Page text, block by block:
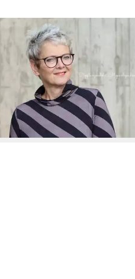
LEYLAS WELT
Stoff Stoff Jersey Schooltime
Streifen Eigenproduktion Katzengold,
Reaktivdruck
24,90 €
(24,90 €/ 1 m)
lieferbar - in 3-4 Werktagen bei dir